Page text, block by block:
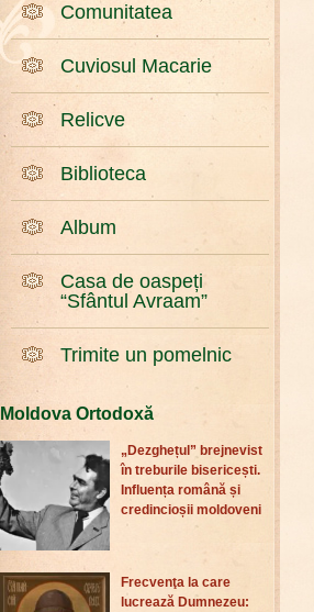
Comunitatea
Cuviosul Macarie
Relicve
Biblioteca
Album
Casa de oaspeți
“Sfântul Avraam”
Trimite un pomelnic
Moldova Ortodoxă
„Dezghețul” brejnevist
în treburile bisericești.
Influența română și
credincioșii moldoveni
Frecvenţa la care
lucrează Dumnezeu: